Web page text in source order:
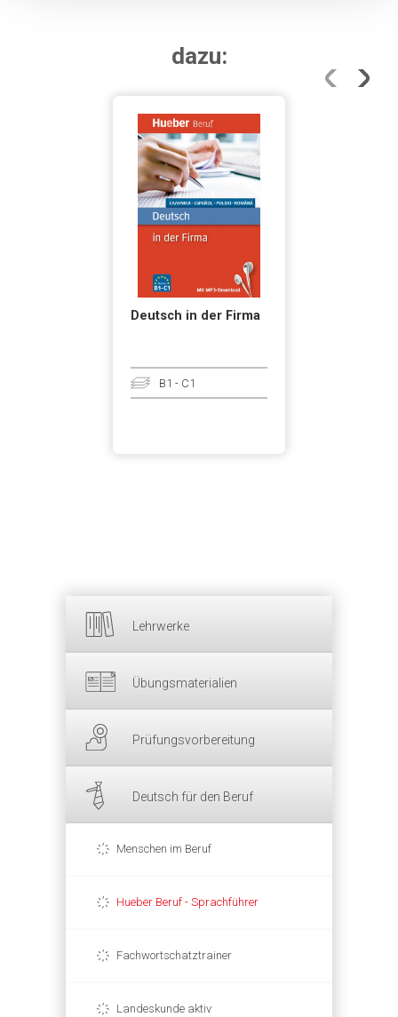
Lehrwerke
Übungsmaterialien
Prüfungsvorbereitung
Deutsch für den Beruf
Menschen im Beruf
Hueber Beruf - Sprachführer
Fachwortschatztrainer
Landeskunde aktiv
dazu:
Deutsch in der Firma
Β1 - C1